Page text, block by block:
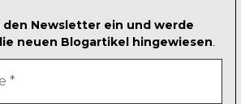
den Newsletter ein und werde
neuen Blogartikel hingewiesen.